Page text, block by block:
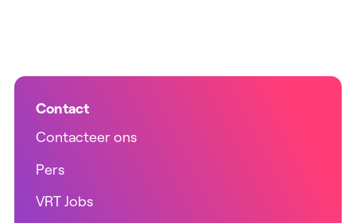
Contact
Contacteer ons
Pers
VRT Jobs